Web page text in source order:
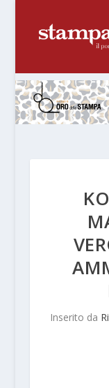
Inserito da